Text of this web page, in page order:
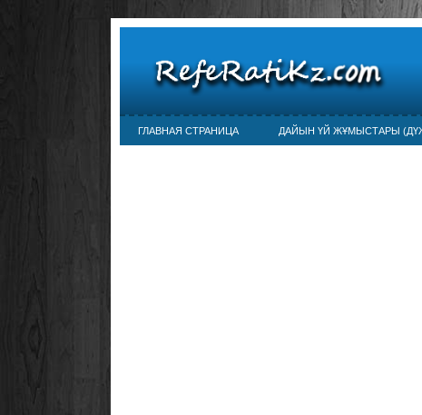
ГЛАВНАЯ СТРАНИЦА ДАЙЫН ҮЙ ЖҰМЫСТАРЫ